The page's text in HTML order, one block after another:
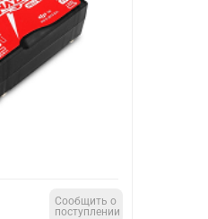
Сообщить о
поступлении